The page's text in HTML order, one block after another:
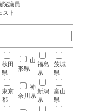
院議員
スト
秋田
県
山
形県
福島
県
茨城
県
東京
都
神
奈川県
新潟
県
富山
県